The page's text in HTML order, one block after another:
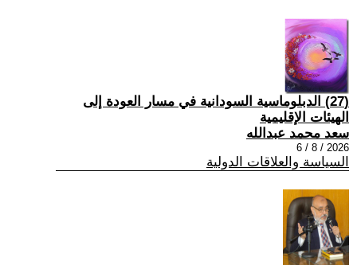
(27) الدبلوماسية السودانية في مسار العودة إلى
الهيئات الإقليمية
سعد محمد عبدالله
2026 / 8 / 6
السياسة والعلاقات الدولية